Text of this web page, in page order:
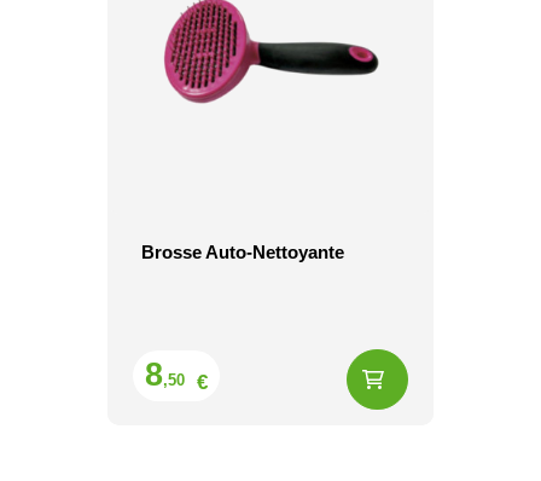
Brosse Auto-Nettoyante
8,50 €